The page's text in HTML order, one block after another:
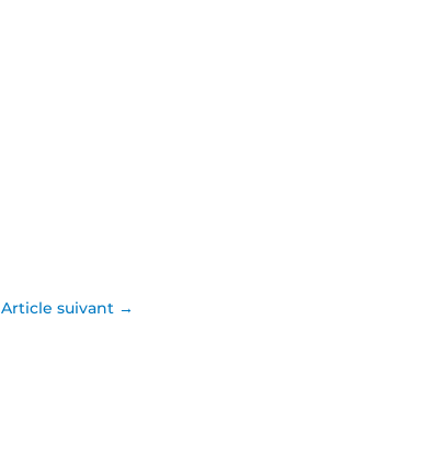
Article suivant →